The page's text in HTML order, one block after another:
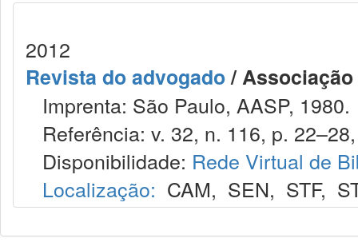
2012
Revista do advogado/
Imprenta: São Paulo, AASP, 1980.
Referência: v. 32, n. 116, p.
Disponibilidade: Rede Virtual de
Localização: CAM, SEN, STF,